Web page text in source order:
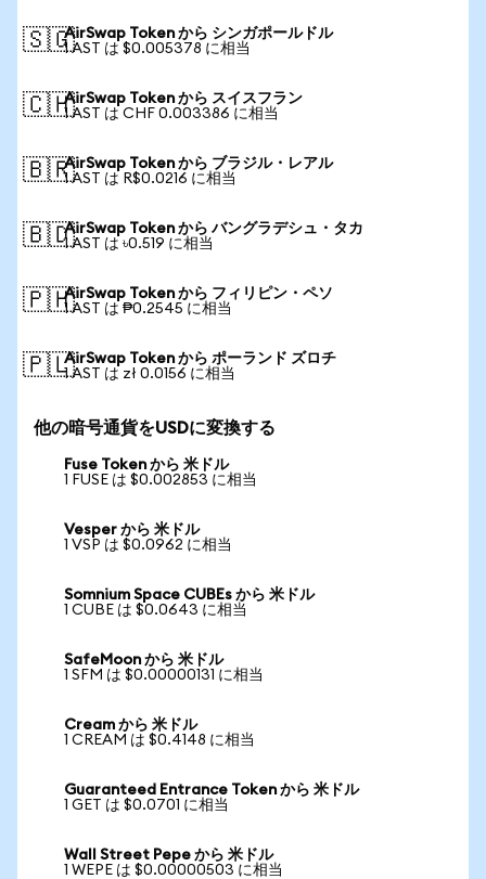
🇸🇬AirSwap Token から シンガポールドル
1 AST は $0.005378 に相当
🇨🇭AirSwap Token から スイスフラン
1 AST は CHF 0.003386 に相当
🇧🇷AirSwap Token から ブラジル・レアル
1 AST は R$0.0216 に相当
🇧🇩AirSwap Token から バングラデシュ・タカ
1 AST は ৳0.519 に相当
🇵🇭AirSwap Token から フィリピン・ペソ
1 AST は ₱0.2545 に相当
🇵🇱AirSwap Token から ポーランド ズロチ
1 AST は zł 0.0156 に相当
他の暗号通貨をUSDに変換する
Fuse Token から 米ドル
1 FUSE は $0.002853 に相当
Vesper から 米ドル
1 VSP は $0.0962 に相当
Somnium Space CUBEs から 米ドル
1 CUBE は $0.0643 に相当
SafeMoon から 米ドル
1 SFM は $0.00000131 に相当
Cream から 米ドル
1 CREAM は $0.4148 に相当
Guaranteed Entrance Token から 米ドル
1 GET は $0.0701 に相当
Wall Street Pepe から 米ドル
1 WEPE は $0.00000503 に相当